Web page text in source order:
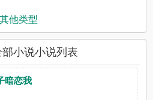
其他类型
小说小说列表
暗恋我